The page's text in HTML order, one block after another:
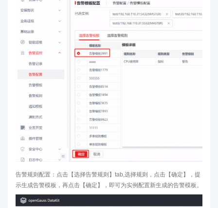
告警规则配置：点击【选择告警规则】tab,选择规则，点击【确定】，提
示生成告警模板，再点击【确定】，即可为实例配置新生成的告警模板。